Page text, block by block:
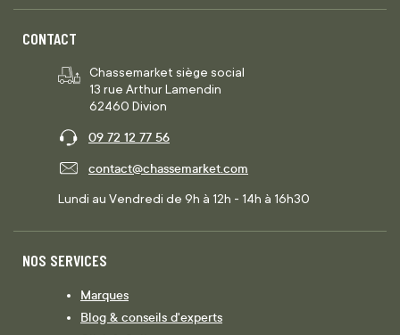
CONTACT
Chassemarket siège social
13 rue Arthur Lamendin
62460 Divion
09 72 12 77 56
contact@chassemarket.com
Lundi au Vendredi de 9h à 12h - 14h à 16h30
NOS SERVICES
Marques
Blog & conseils d'experts